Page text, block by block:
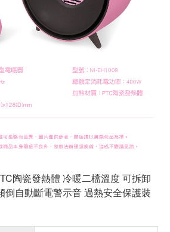
陶瓷發熱體 冷暖二檔溫度 可拆卸
倒自動斷電警示音 過熱安全保護裝